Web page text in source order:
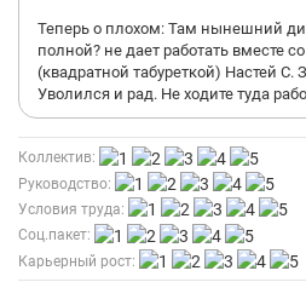
Теперь о плохом: Там нынешний
полной? не дает работать вместе
(квадратной табуреткой) Настей
Уволился и рад. Не ходите туда
Коллектив:
Руководство:
Условия труда:
Соц.пакет:
Карьерный рост: